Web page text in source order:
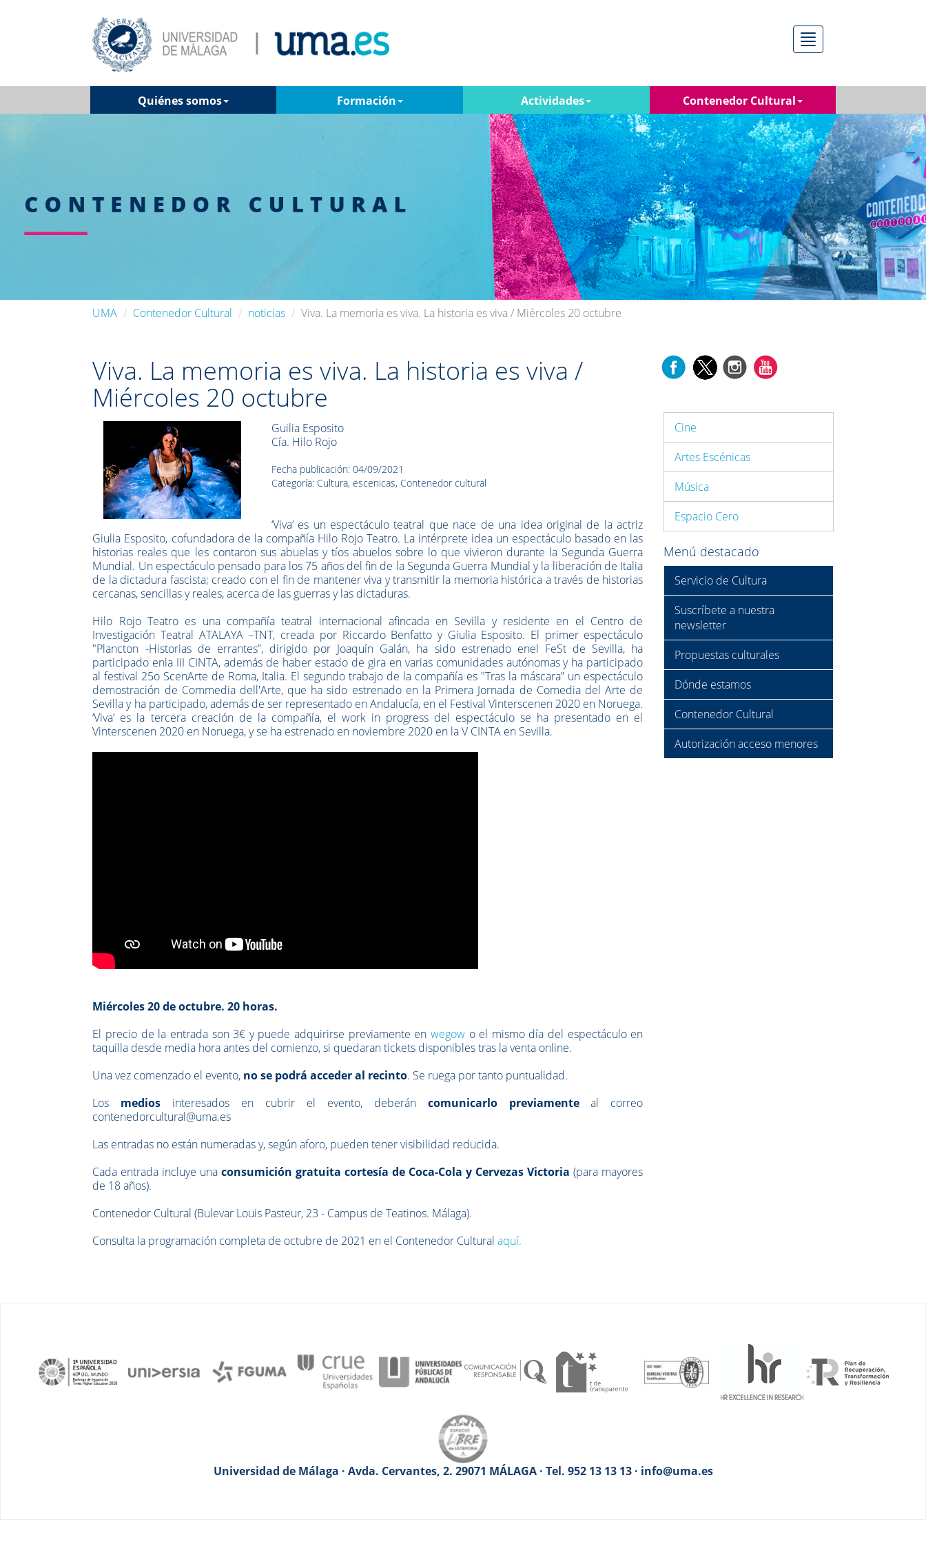
Menú
Quiénes somos Formación Actividades Contenedor Cultural
UMA Contenedor Cultural noticias Viva. La memoria es viva. La historia es viva / Miércoles 20 octubre
Viva. La memoria es viva. La historia es viva /
Miércoles 20 octubre
Guilia Esposito
Cía. Hilo Rojo
Fecha publicación: 04/09/2021
Categoría: Cultura, escenicas, Contenedor cultural
‘Viva’ es un espectáculo teatral que nace de una idea original de la actriz
Giulia Esposito, cofundadora de la compañía Hilo Rojo Teatro. La intérprete idea un espectáculo basado en las
historias reales que les contaron sus abuelas y tíos abuelos sobre lo que vivieron durante la Segunda Guerra
Mundial. Un espectáculo pensado para los 75 años del fin de la Segunda Guerra Mundial y la liberación de Italia
de la dictadura fascista; creado con el fin de mantener viva y transmitir la memoria histórica a través de historias
cercanas, sencillas y reales, acerca de las guerras y las dictaduras.
Hilo Rojo Teatro es una compañía teatral internacional afincada en Sevilla y residente en el Centro de
Investigación Teatral ATALAYA –TNT, creada por Riccardo Benfatto y Giulia Esposito. El primer espectáculo
"Plancton -Historias de errantes”, dirigido por Joaquín Galán, ha sido estrenado enel FeSt de Sevilla, ha
participado enla III CINTA, además de haber estado de gira en varias comunidades autónomas y ha participado
al festival 25o ScenArte de Roma, Italia. El segundo trabajo de la compañía es "Tras la máscara” un espectáculo
demostración de Commedia dell'Arte, que ha sido estrenado en la Primera Jornada de Comedia del Arte de
Sevilla y ha participado, además de ser representado enAndalucía, en el Festival Vinterscenen 2020 en Noruega.
‘Viva’ es la tercera creación de la compañía, el work in progress del espectáculo se ha presentado en el
Vinterscenen 2020 en Noruega, y se ha estrenado en noviembre 2020 en la V CINTA en Sevilla.
Miércoles 20 de octubre. 20 horas.
El precio de la entrada son 3€ y puede adquirirse previamente en wegowo el mismo día del espectáculo en
taquilla desde media hora antes del comienzo, si quedaran tickets disponibles tras la venta online.
Una vez comenzado el evento, no se podrá acceder al recinto. Se ruega por tanto puntualidad.
Los medios interesados en cubrir el evento, deberán comunicarlo previamenteal correo
contenedorcultural@uma.es
Las entradas no están numeradas y, según aforo, pueden tener visibilidad reducida.
Cada entrada incluye unaconsumición gratuita cortesía de Coca-Cola y Cervezas Victoria(para mayores
de 18 años).
Contenedor Cultural (Bulevar Louis Pasteur, 23 - Campus de Teatinos. Málaga).
Consulta la programación completa de octubre de 2021 en el Contenedor Culturalaquí.
Cine
Artes Escénicas
Música
Espacio Cero
Menú destacado
Servicio de Cultura
Suscríbete a nuestra
newsletter
Propuestas culturales
Dónde estamos
Contenedor Cultural
Autorización acceso menores
Universidad de Málaga · Avda. Cervantes, 2. 29071 MÁLAGA · Tel. 952 13 13 13 · info@uma.es